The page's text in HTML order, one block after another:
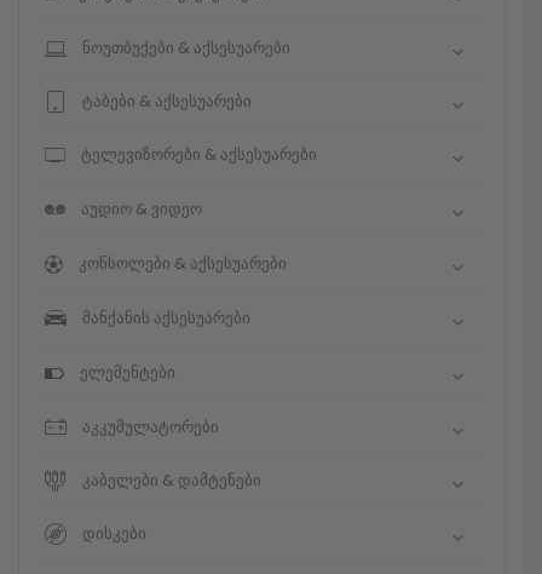
ნოუთბუქები & აქსესუარები
ტაბები & აქსესუარები
ტელევიზორები & აქსესუარები
აუდიო & ვიდეო
კონსოლები & აქსესუარები
მანქანის აქსესუარები
ელემენტები
აკკუმულატორები
კაბელები & დამტენები
დისკები